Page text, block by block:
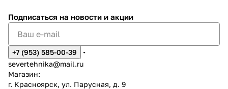
Подписаться на новости и акции
+7 (953) 585-00-39
severtehnika@mail.ru
Магазин:
г. Красноярск, ул. Парусная, д. 9